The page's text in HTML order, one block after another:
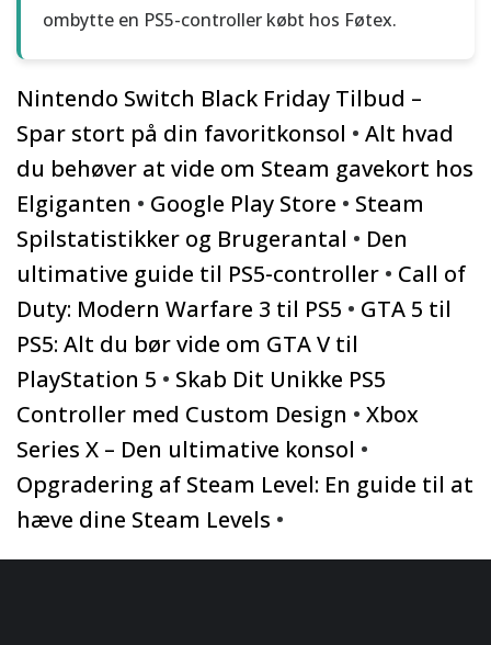
ombytte en PS5-controller købt hos Føtex.
Nintendo Switch Black Friday Tilbud –
Spar stort på din favoritkonsol • Alt hvad
du behøver at vide om Steam gavekort hos
Elgiganten • Google Play Store • Steam
Spilstatistikker og Brugerantal • Den
ultimative guide til PS5-controller • Call of
Duty: Modern Warfare 3 til PS5 • GTA 5 til
PS5: Alt du bør vide om GTA V til
PlayStation 5 • Skab Dit Unikke PS5
Controller med Custom Design • Xbox
Series X – Den ultimative konsol •
Opgradering af Steam Level: En guide til at
hæve dine Steam Levels •